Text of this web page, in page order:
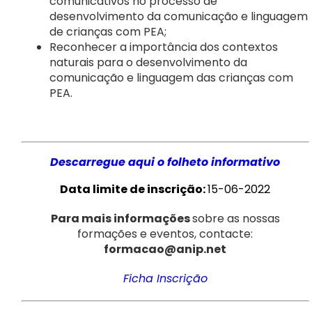
desenvolvimento da comunicação e linguagem
de crianças com PEA;
Reconhecer a importância dos contextos
naturais para o desenvolvimento da
comunicação e linguagem das crianças com
PEA.
Descarregue aqui o folheto informativo
Data limite de inscrição:15-06-2022
Para mais informaçõessobre as nossas
formações e eventos, contacte:
formacao@anip.net
Ficha Inscrição